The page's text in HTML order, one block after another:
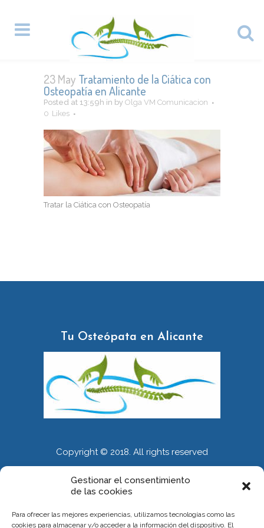
Gestionar el consentimiento
de las cookies
Para ofrecer las mejores experiencias, utilizamos tecnologías como las
cookies para almacenar y/o acceder a la información del dispositivo. El
23 May Tratamiento de la Ciática con
Osteopatía en Alicante
Posted at 13:59h in by Olga VM Comunicacion
0 Likes
Tratar la Ciática con Osteopatía
Tu Osteópata en Alicante
Copyright © 2018. All rights reserved
INFORMACIÓN
Calle Alberola 51. Entresuelo. 03007 Alicante